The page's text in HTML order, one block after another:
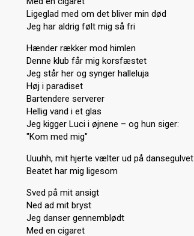
Ligeglad med om det bliver min død
Jeg har aldrig følt mig så fri
Hænder rækker mod himlen
Denne klub får mig korsfæstet
Jeg står her og synger halleluja
Høj i paradiset
Bartendere serverer
Hellig vand i et glas
Jeg kigger Luci i øjnene – og hun siger:
"Kom med mig"
Uuuhh, mit hjerte vælter ud på dansegulvet
Beatet har mig ligesom
Sved på mit ansigt
Ned ad mit bryst
Jeg danser gennemblødt
Med en cigaret